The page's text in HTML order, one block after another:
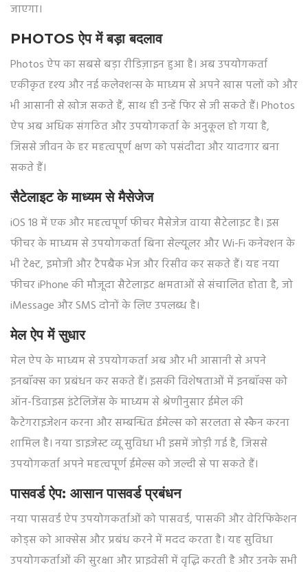
जाएगा।
PHOTOS ऐप में बड़ा बदलाव
Photos ऐप का सबसे बड़ा रीडिज़ाइन हुआ है। अब उपयोगकर्ता
एकीकृत दृश्य और नई कलेक्शन्स के माध्यम से अपने खास पलों को और
भी आसानी से खोज सकते हैं, साथ ही उन्हें फिर से जी सकते हैं। Photos
ऐप अब अधिक संगठित और उपयोगकर्ता के अनुकूल हो गया है,
जिससे जीवन के हर महत्वपूर्ण क्षण को पसंदीदा और यादगार बना
सकते हैं।
सैटेलाइट के माध्यम से मैसेजेज
iOS 18 में एक और महत्वपूर्ण फीचर मैसेजेज वाया सैटेलाइट है। इस
फीचर के माध्यम से उपयोगकर्ता बिना सेल्यूलर और Wi-Fi कनेक्शन के
भी टेक्स्ट, इमोजी और टैपबैक भेज और रिसीव कर सकते हैं। यह नया
फीचर iPhone की मौजूदा सैटेलाइट क्षमताओं से संचालित होता है, जो
iMessage और SMS दोनों के लिए उपलब्ध है।
मेल ऐप में सुधार
मेल ऐप के माध्यम से उपयोगकर्ता अब और भी आसानी से अपने
इनबॉक्स का प्रबंधन कर सकते हैं। इसकी विशेषताओं में इनबॉक्स को
ऑन-डिवाइस इंटेलिजेंस के माध्यम से श्रेणीनुसार ईमेल की
कैटेगराइजेशन करना और सम्बन्धित ईमेल्स को सरलता से स्कैन करना
शामिल है। नया डाइजेस्ट व्यू सुविधा भी इसमें जोड़ी गई है, जिससे
उपयोगकर्ता अपने महत्वपूर्ण ईमेल्स को जल्दी से पा सकते हैं।
पासवर्ड ऐप: आसान पासवर्ड प्रबंधन
नया पासवर्ड ऐप उपयोगकर्ताओं को पासवर्ड, पासकी और वेरिफिकेशन
कोड्स को आक्सेस और प्रबंध करने में मदद करता है। यह सुविधा
उपयोगकर्ताओं की सुरक्षा और प्राइवेसी में वृद्धि करती है और उनके सभी